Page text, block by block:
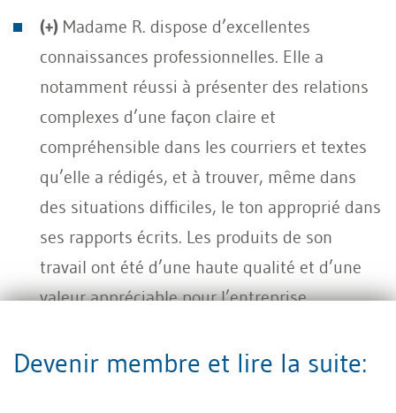
(+) Madame R. dispose d’excellentes
connaissances professionnelles. Elle a
notamment réussi à présenter des relations
complexes d’une façon claire et
compréhensible dans les courriers et textes
qu’elle a rédigés, et à trouver, même dans
des situations difficiles, le ton approprié dans
ses rapports écrits. Les produits de son
travail ont été d’une haute qualité et d’une
valeur appréciable pour l’entreprise.
capacités spéciales en matière de calcul des
Devenir membre et lire la suite: